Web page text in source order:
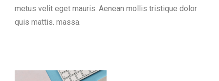
metus velit eget mauris. Aenean mollis tristique dolor
quis mattis. massa.